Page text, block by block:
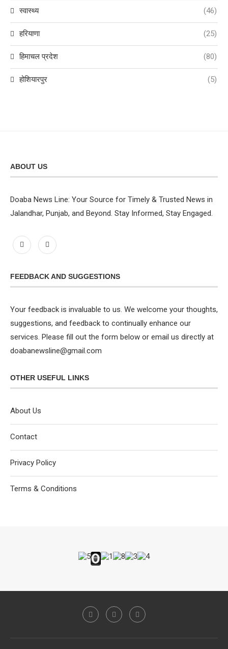
स्वास्थ्य (46)
हरियाणा (25)
हिमाचल प्रदेश (80)
होशियारपुर (5)
ABOUT US
Doaba News Line: Your Source for Timely & Trusted News in
Jalandhar, Punjab, and Beyond. Stay Informed, Stay Engaged.
FEEDBACK AND SUGGESTIONS
Your feedback is invaluable to us. We welcome your thoughts,
suggestions, and feedback to continually enhance our
services. Please fill out the form below or email us directly at
doabanewsline@gmail.com
OTHER USEFUL LINKS
About Us
Contact
Privacy Policy
Terms & Conditions